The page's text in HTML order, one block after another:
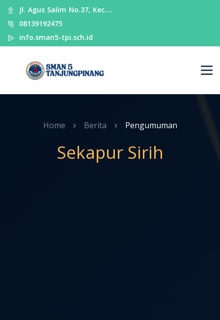
Jl. Agus Salim No.37, Kec.…
08139192475
info.sman5-tpi.sch.id
Home Berita Pengumuman
Sekapur Sirih